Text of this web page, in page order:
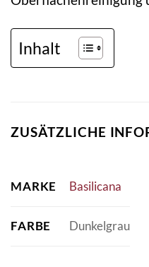
Inhalt
ZUSÄTZLICHE
MARKE Basilicana
FARBE Dunkelgrau